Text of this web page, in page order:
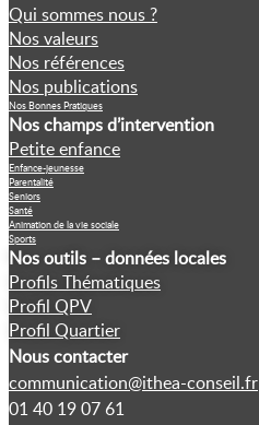
Qui sommes nous ?
Nos valeurs
Nos références
Nos publications
Nos Bonnes Pratiques
Nos champs d’intervention
Petite enfance
Enfance-jeunesse
Parentalité
Seniors
Santé
Animation de la vie sociale
Sports
Nos outils – données locales
Profils Thématiques
Profil QPV
Profil Quartier
Nous contacter
communication@ithea-conseil.fr
01 40 19 07 61